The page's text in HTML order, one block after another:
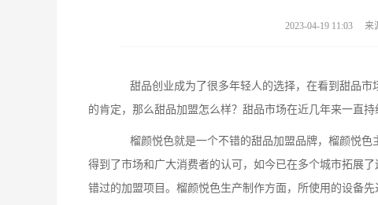
2023-04-19 11:03 来
甜品创业成为了很多年轻人的选择，在看到甜品市
的肯定，那么甜品加盟怎么样？甜品市场在近几年来一直持
榴颜悦色就是一个不错的甜品加盟品牌，榴颜悦色
得到了市场和广大消费者的认可，如今已在多个城市拓展
错过的加盟项目。榴颜悦色生产制作方面，所使用的设备